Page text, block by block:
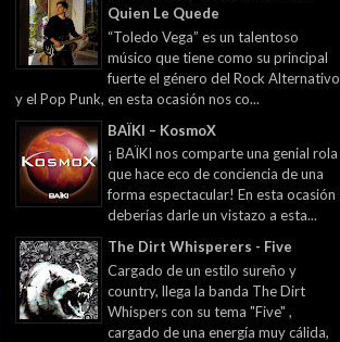
Quien Le Quede
“Toledo Vega” es un talentoso
músico que tiene como su principal
fuerte el género del Rock Alternativo
y el Pop Punk, en esta ocasión nos co...
BAÏKI – KosmoX
¡ BAÏKI nos comparte una genial rola
que hace eco de conciencia de una
forma espectacular! En esta ocasión
deberías darle un vistazo a esta...
The Dirt Whisperers - Five
Cargado de un estilo sureño y
country, llega la banda The Dirt
Whispers con su tema "Five" ,
cargado de una energía muy cálida,